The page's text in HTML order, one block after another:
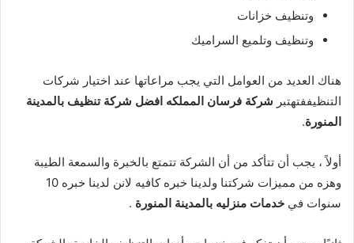
وتنظيف خزانات
وتنظيف وتلميع السراميك
هناك العديد من العوامل التي يجب مراعاتها عند اختيار شركات
التنظيففتهتبر شركة فرسان المملكه افضل شركة تنظيف بالمدينة
المنورة.
أولاً ، يجب أن تتأكد من أن الشركة تتمتع بالخبرة والسمعة الطيبة
وهزه من مميزات شركتنا ولدينا خبره كافيه لانن لدينا خبره 10
سنوات في خدمات منزليه بالمدينة المنورة .